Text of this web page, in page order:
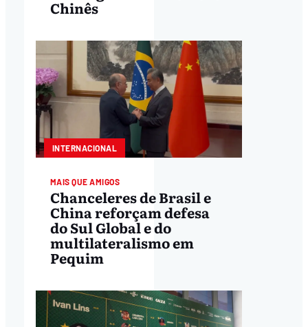
Chinês
INTERNACIONAL
MAIS QUE AMIGOS
Chanceleres de Brasil e
China reforçam defesa
do Sul Global e do
multilateralismo em
Pequim